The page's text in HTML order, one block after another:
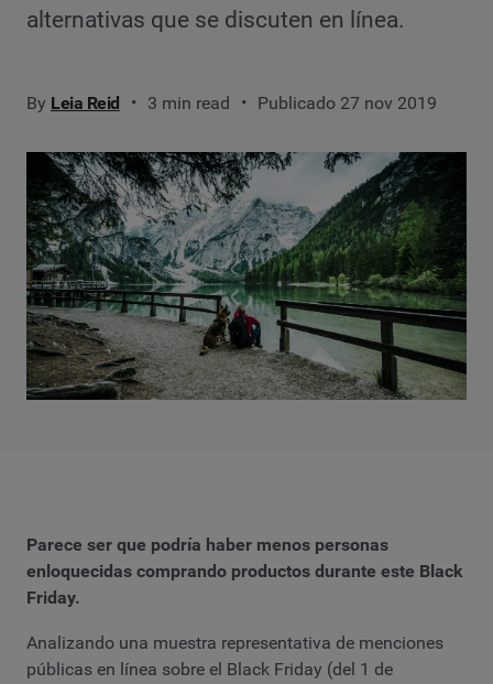
alternativas que se discuten en línea.
By Leia Reid 3 min read Publicado 27 nov 2019
Parece ser que podría haber menos personas
enloquecidas comprando productos durante este Black
Friday.
Analizando una muestra representativa de menciones
públicas en línea sobre el Black Friday (del 1 de